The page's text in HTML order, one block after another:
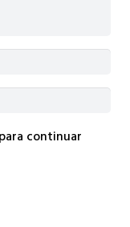
continuar